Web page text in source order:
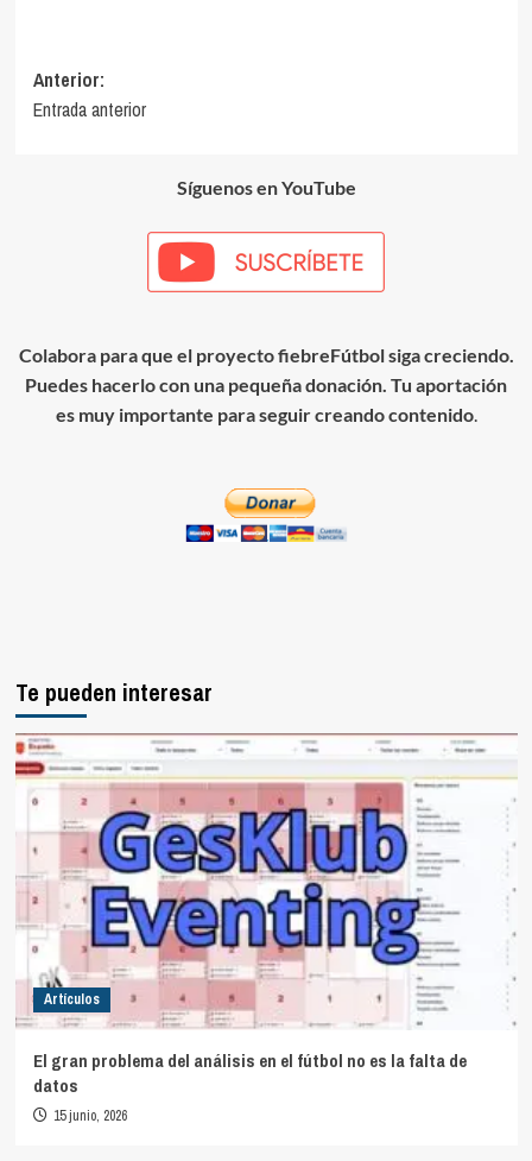
Navegación
de
Anterior:
Entrada anterior
Síguenos en YouTube
Colabora para que el proyecto fiebreFútbol siga creciendo.
Puedes hacerlo con una pequeña donación. Tu aportación
es muy importante para seguir creando contenido.
Te pueden interesar
Artículos
El gran problema del análisis en el fútbol no es la falta de
datos
15 junio, 2026